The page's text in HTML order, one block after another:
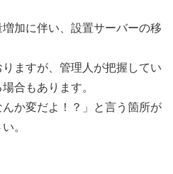
加に伴い、設置サーバーの移
ますが、管理人が把握してい
合もあります。
か変だよ！？」と言う箇所が
。